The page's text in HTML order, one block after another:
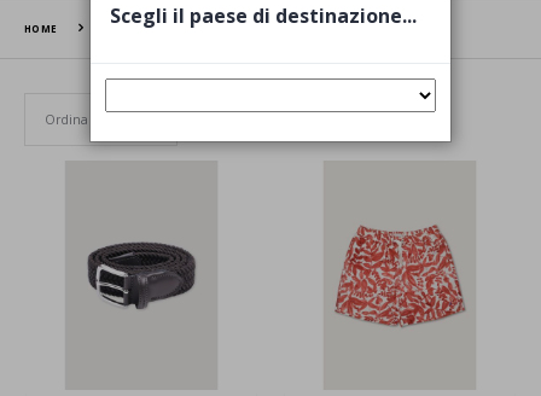
various brand-name watches, which of course are
HOME BROOKSFIELD
Scegli il paese di destinazione...